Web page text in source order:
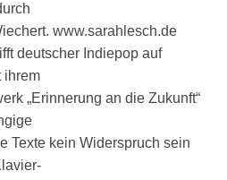
www.sarahlesch.de
deutscher Indiepop auf
ihrem
„Erinnerung an die Zukunft“
Texte kein Widerspruch sein